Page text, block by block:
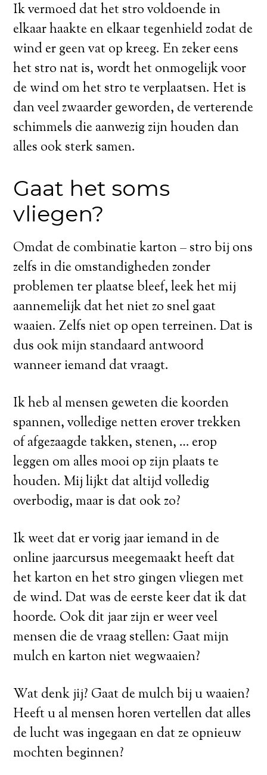
Ik vermoed dat het stro voldoende in
elkaar haakte en elkaar tegenhield zodat de
wind er geen vat op kreeg. En zeker eens
het stro nat is, wordt het onmogelijk voor
de wind om het stro te verplaatsen. Het is
dan veel zwaarder geworden, de verterende
schimmels die aanwezig zijn houden dan
alles ook sterk samen.
Gaat het soms
vliegen?
Omdat de combinatie karton – stro bij ons
zelfs in die omstandigheden zonder
problemen ter plaatse bleef, leek het mij
aannemelijk dat het niet zo snel gaat
waaien. Zelfs niet op open terreinen. Dat is
dus ook mijn standaard antwoord
wanneer iemand dat vraagt.
Ik heb al mensen geweten die koorden
spannen, volledige netten erover trekken
of afgezaagde takken, stenen, … erop
leggen om alles mooi op zijn plaats te
houden. Mij lijkt dat altijd volledig
overbodig, maar is dat ook zo?
Ik weet dat er vorig jaar iemand in de
online jaarcursus meegemaakt heeft dat
het karton en het stro gingen vliegen met
de wind. Dat was de eerste keer dat ik dat
hoorde. Ook dit jaar zijn er weer veel
mensen die de vraag stellen: Gaat mijn
mulch en karton niet wegwaaien?
Wat denk jij? Gaat de mulch bij u waaien?
Heeft u al mensen horen vertellen dat alles
de lucht was ingegaan en dat ze opnieuw
mochten beginnen?